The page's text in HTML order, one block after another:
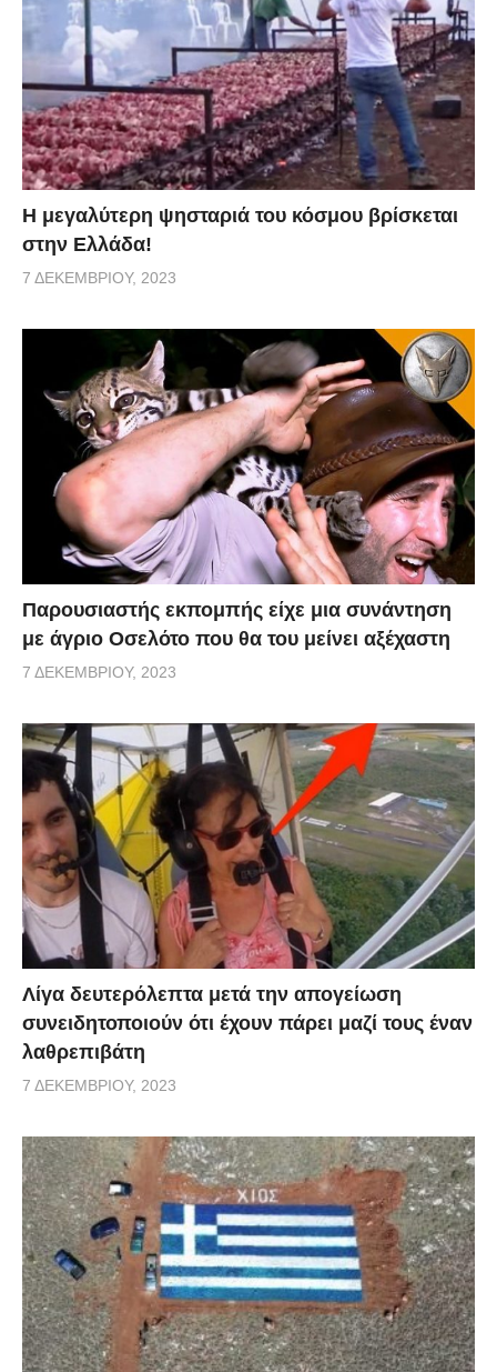
Η μεγαλύτερη ψησταριά του κόσμου βρίσκεται
στην Ελλάδα!
7 ΔΕΚΕΜΒΡΊΟΥ, 2023
Παρουσιαστής εκπομπής είχε μια συνάντηση
με άγριο Οσελότο που θα του μείνει αξέχαστη
7 ΔΕΚΕΜΒΡΊΟΥ, 2023
Λίγα δευτερόλεπτα μετά την απογείωση
συνειδητοποιούν ότι έχουν πάρει μαζί τους έναν
λαθρεπιβάτη
7 ΔΕΚΕΜΒΡΊΟΥ, 2023